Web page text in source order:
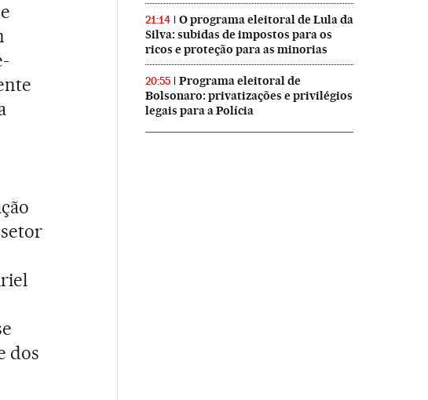
dos
21:14
O programa eleitoral de Lula da
Silva: subidas de impostos para os
ricos e proteção para as minorias
20:55
Programa eleitoral de
Bolsonaro: privatizações e privilégios
legais para a Polícia